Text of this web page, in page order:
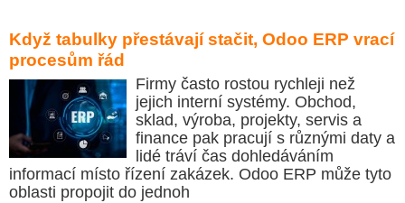
Když tabulky přestávají stačit, Odoo ERP vrací
procesům řád
Firmy často rostou rychleji než
jejich interní systémy. Obchod,
sklad, výroba, projekty, servis a
finance pak pracují s různými daty a
lidé tráví čas dohledáváním
informací místo řízení zakázek. Odoo ERP může tyto
oblasti propojit do jednoh